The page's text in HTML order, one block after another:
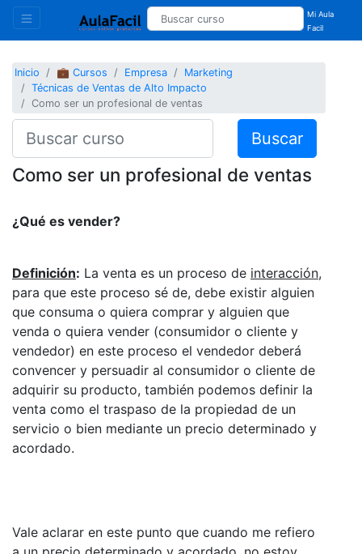
Mi Aula
Facil
Inicio 💼 Cursos Empresa
Marketing
Técnicas de Ventas de Alto Impacto
Como ser un profesional de ventas
Buscar
Como ser un profesional de ventas
¿Qué es vender?
Definición: La venta es un proceso de interacción,
para que este proceso sé de, debe existir alguien
que consuma o quiera comprar y alguien que
venda o quiera vender (consumidor o cliente y
vendedor) en este proceso el vendedor deberá
convencer y persuadir al consumidor o cliente de
adquirir su producto, también podemos definir la
venta como el traspaso de la propiedad de un
servicio o bien mediante un precio determinado y
acordado.
Vale aclarar en este punto que cuando me refiero